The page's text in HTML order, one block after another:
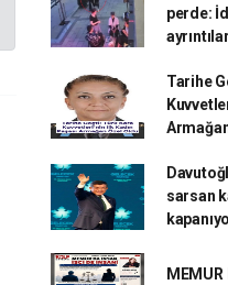
perde:
Tarihe
sarsan
MEMUR